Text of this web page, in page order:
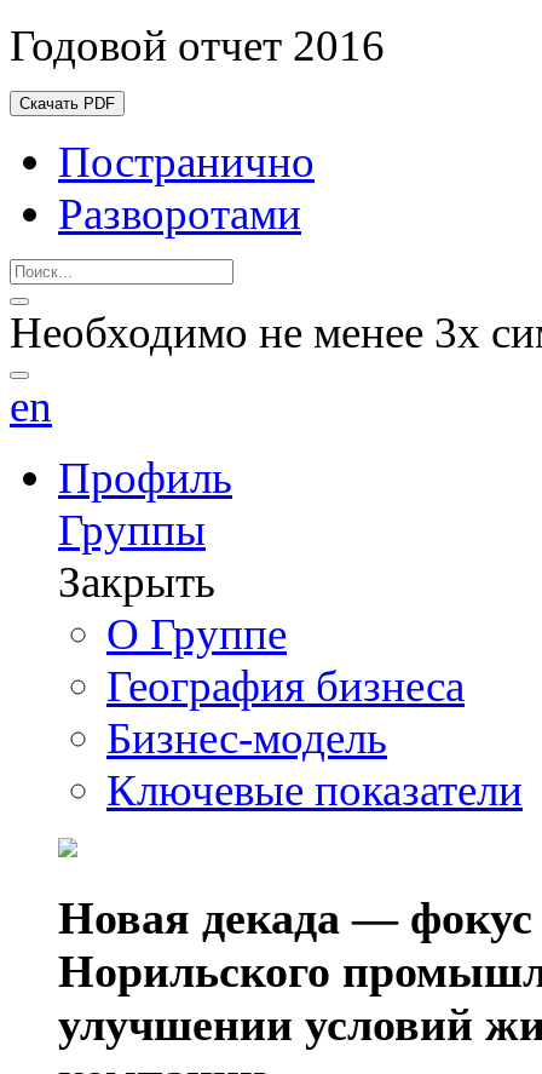
Годовой отчет 2016
Скачать PDF
Постранично
Разворотами
Необходимо не менее 3х
en
Профиль
Группы
Закрыть
О Группе
География бизнеса
Бизнес-модель
Ключевые показатели
Новая декада — фокус
Норильского
улучшении условий